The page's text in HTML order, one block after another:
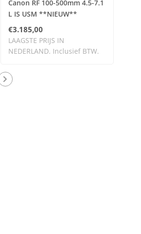
Canon RF 100-500mm 4.5-7.1
L IS USM **NIEUW**
€3.185,00
LAAGSTE PRIJS IN
NEDERLAND. Inclusief BTW.